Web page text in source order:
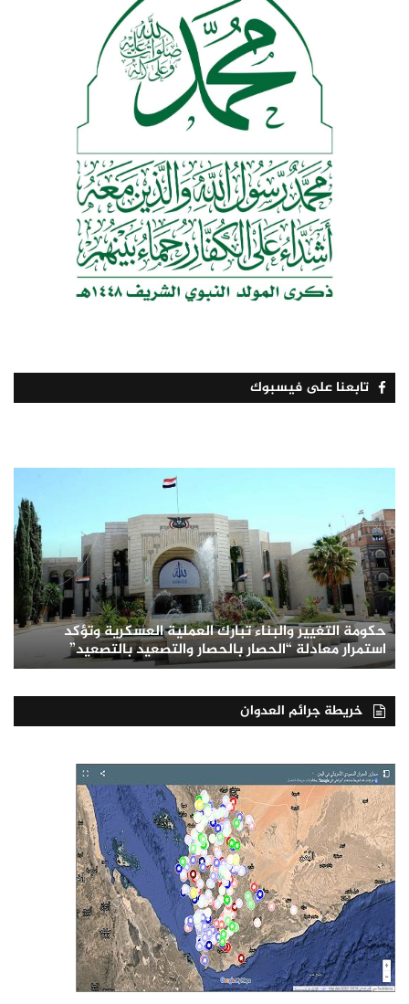
تابعنا على فيسبوك
حكومة التغيير والبناء تبارك العملية العسكرية وتؤكد
استمرار معادلة “الحصار بالحصار والتصعيد بالتصعيد”
خريطة جرائم العدوان